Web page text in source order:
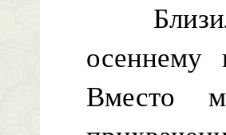
осеннему
Вместо